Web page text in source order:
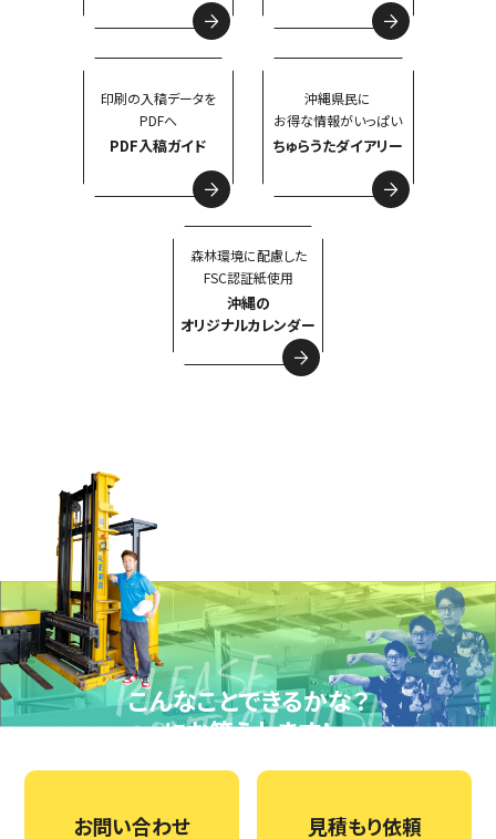
印刷の入稿データを
PDFへ
PDF入稿ガイド
沖縄県民に
お得な情報がいっぱい
ちゅらうたダイアリー
森林環境に配慮した
FSC認証紙使用
沖縄の
オリジナルカレンダー
こんなことできるかな？
にお答えします！
お問い合わせ 見積もり依頼